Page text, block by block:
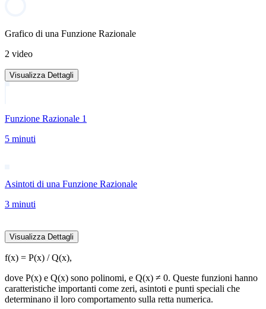
Grafico di una Funzione Razionale
2 video
Visualizza Dettagli
Funzione Razionale 1
5 minuti
Asintoti di una Funzione Razionale
3 minuti
Visualizza Dettagli
f(x) = P(x) / Q(x),
dove P(x) e Q(x) sono polinomi, e Q(x) ≠ 0. Queste funzioni hanno
caratteristiche importanti come zeri, asintoti e punti speciali che
determinano il loro comportamento sulla retta numerica.